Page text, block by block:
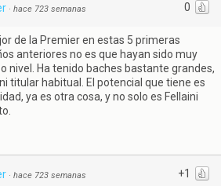
0
· hace 723 semanas
de la Premier en estas 5 primeras
anteriores no es que hayan sido muy
nivel. Ha tenido baches bastante grandes,
titular habitual. El potencial que tiene es
ya es otra cosa, y no solo es Fellaini
+1
· hace 723 semanas